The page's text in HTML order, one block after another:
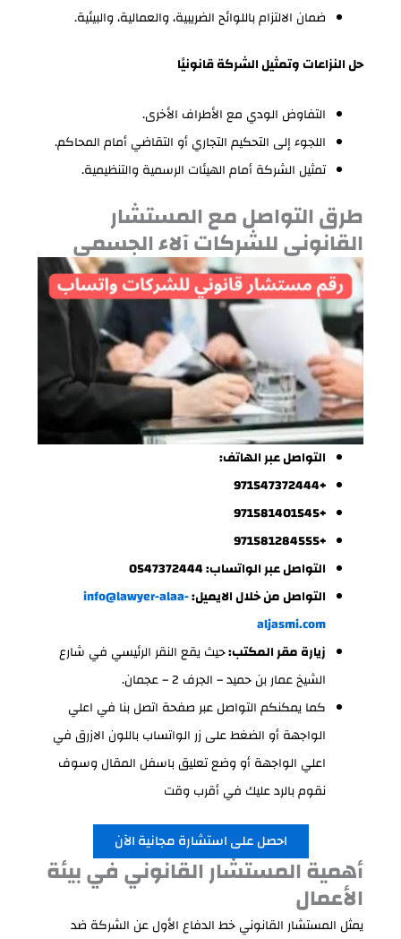
ضمان الالتزام باللوائح الضريبية، والعمالية، والبيئية.
حل النزاعات وتمثيل الشركة قانونيًا
التفاوض الودي مع الأطراف الأخرى.
اللجوء إلى التحكيم التجاري أو التقاضي أمام المحاكم.
تمثيل الشركة أمام الهيئات الرسمية والتنظيمية.
طرق التواصل مع المستشار
القانوني للشركات آلاء الجسمي
التواصل عبر الهاتف:
+971547372444
+971581401545
+971581284555
التواصل عبر الواتساب: 0547372444
التواصل من خلال الايميل:info@lawyer-alaa-
aljasmi.com
زيارة مقر المكتب:حيث يقع النقر الرئيسي في شارع
الشيخ عمار بن حميد – الجرف 2 – عجمان.
كما يمكنكم التواصل عبر صفحة اتصل بنا في اعلي
الواجهة أو الضغط على زر الواتساب باللون الازرق في
اعلي الواجهة أو وضع تعليق باسفل المقال وسوف
نقوم بالرد عليك في أقرب وقت
احصل على استشارة مجانية الآن
أهمية المستشار القانوني في بيئة
الأعمال
يمثل المستشار القانوني خط الدفاع الأول عن الشركة ضد